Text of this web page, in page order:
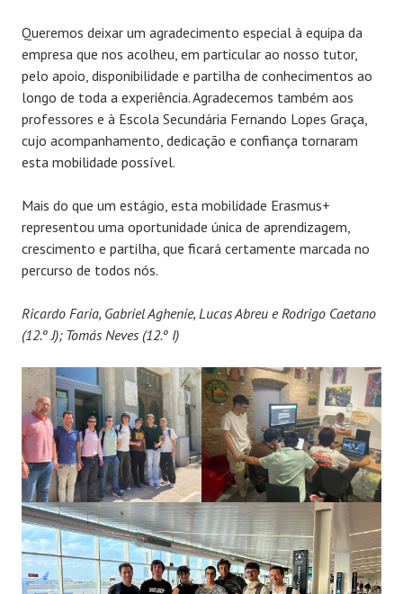
Queremos deixar um agradecimento especial à equipa da
empresa que nos acolheu, em particular ao nosso tutor,
pelo apoio, disponibilidade e partilha de conhecimentos ao
longo de toda a experiência. Agradecemos também aos
professores e à Escola Secundária Fernando Lopes Graça,
cujo acompanhamento, dedicação e confiança tornaram
esta mobilidade possível.
Mais do que um estágio, esta mobilidade Erasmus+
representou uma oportunidade única de aprendizagem,
crescimento e partilha, que ficará certamente marcada no
percurso de todos nós.
Ricardo Faria, Gabriel Aghenie, Lucas Abreu e Rodrigo Caetano
(12.º J); Tomás Neves (12.º I)